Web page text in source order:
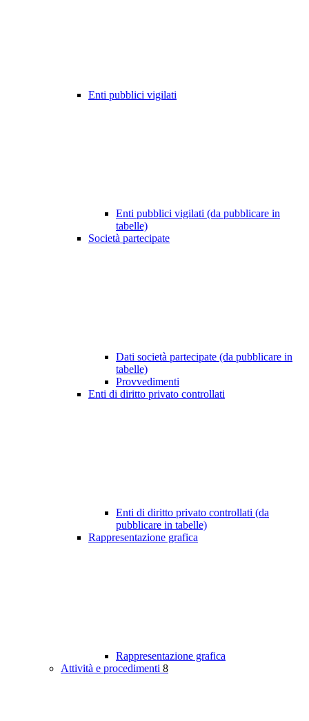
Enti pubblici vigilati
Enti pubblici vigilati (da pubblicare in
tabelle)
Società partecipate
Dati società partecipate (da pubblicare in
tabelle)
Provvedimenti
Enti di diritto privato controllati
Enti di diritto privato controllati (da
pubblicare in tabelle)
Rappresentazione grafica
Rappresentazione grafica
Attività e procedimenti 8